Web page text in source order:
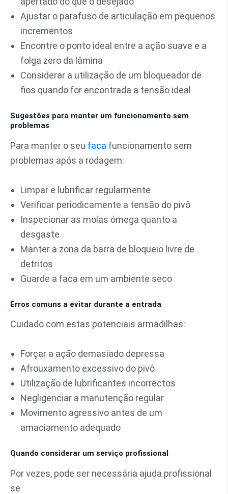
Ajustar o parafuso de articulação em pequenos
incrementos
Encontre o ponto ideal entre a ação suave e a
folga zero da lâmina
Considerar a utilização de um bloqueador de
fios quando for encontrada a tensão ideal
Sugestões para manter um funcionamento sem
problemas
Para manter o seu faca funcionamento sem
problemas após a rodagem:
Limpar e lubrificar regularmente
Verificar periodicamente a tensão do pivô
Inspecionar as molas ómega quanto a
desgaste
Manter a zona da barra de bloqueio livre de
detritos
Guarde a faca em um ambiente seco
Erros comuns a evitar durante a entrada
Cuidado com estas potenciais armadilhas:
Forçar a ação demasiado depressa
Afrouxamento excessivo do pivô
Utilização de lubrificantes incorrectos
Negligenciar a manutenção regular
Movimento agressivo antes de um
amaciamento adequado
Quando considerar um serviço profissional
Por vezes, pode ser necessária ajuda profissional
se